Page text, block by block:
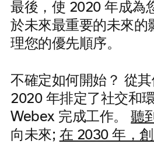
最後，使 2020 年成為
於未來最重要的未來
理您的優先順序。
不確定如何開始？ 從
2020 年排定了社交和
Webex 完成工作。聽
向未來; 在 2030 年，